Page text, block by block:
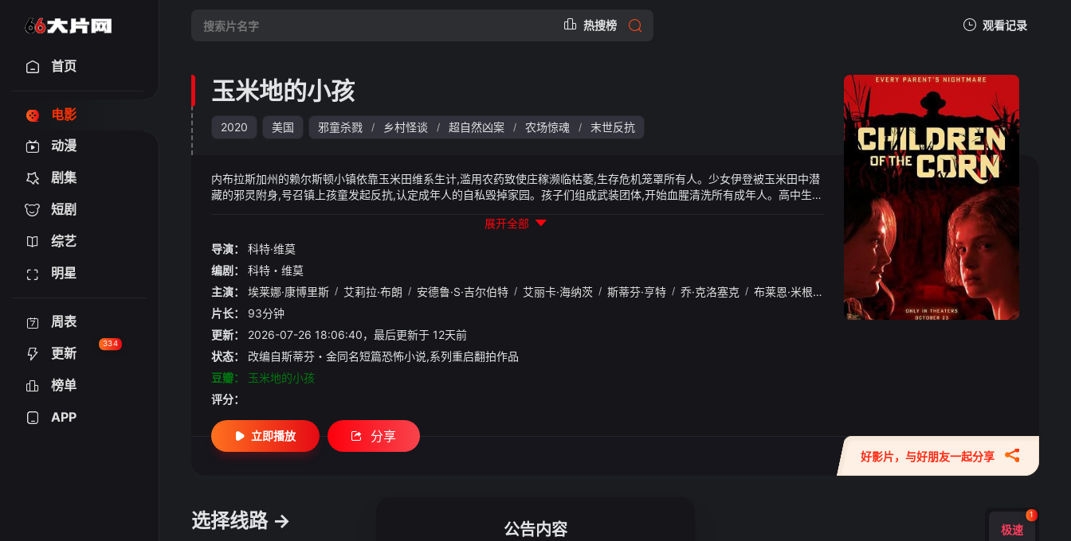
热搜榜 观看记录
暂无观看影片的记录
首页
电影
动漫
剧集
短剧
综艺
明星
周表
更新
334
榜单
APP
玉米地的小孩
2020 美国 邪童杀戮 / 乡村怪谈 / 超自然凶案 / 农场惊魂 / 末世反抗
内布拉斯加州的赖尔斯顿小镇依靠玉米田维系生计,滥用农药致使庄稼濒临枯萎,生存危机笼罩所有人。少女伊登被玉米田中潜
藏的邪灵附身,号召镇上孩童发起反抗,认定成年人的自私毁掉家园。孩子们组成武装团体,开始血腥清洗所有成年人。高中生博
展开全部
导演：
科特·维莫
编剧：
科特・维莫
主演：
埃莱娜·康博里斯 / 艾莉拉·布朗 / 安德鲁·S·吉尔伯特 / 艾丽卡·海纳茨 / 斯蒂芬·亨特 / 乔·克洛塞克 / 布莱恩·米根 卡兰·马尔韦 / 布鲁斯·斯宾斯 茜茜·斯特林格
片长：
93分钟
更新：
2026-07-26 18:06:40，最后更新于 12天前
状态：
改编自斯蒂芬・金同名短篇恐怖小说,系列重启翻拍作品
豆瓣：
玉米地的小孩
评分：
好影片，与好朋友一起分享
立即播放 分享
选择线路 → 极速
1
公告内容